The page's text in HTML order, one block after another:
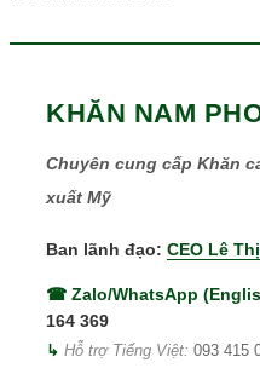
KHĂN NAM
Chuyên cung cấp Khăn
xuất Mỹ
Ban lãnh đạo: CEO Lê
☎ Zalo/WhatsApp
164 369
↳ Hỗ trợ Tiếng Việt: 093 415